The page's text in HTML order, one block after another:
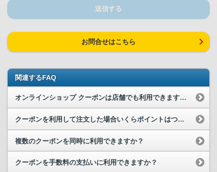
送信する
お問合せはこちら
関連するFAQ
オンラインショップ クーポンは店舗でも利用できますか？
クーポンを利用して注文した場合いくらポイントはつきますか？
複数のクーポンを同時に利用できますか？
クーポンを手数料の支払いに利用できますか？